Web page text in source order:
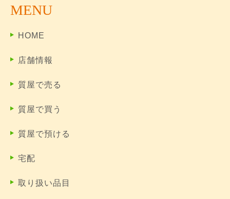
MENU
HOME
店舗情報
質屋で売る
質屋で買う
質屋で預ける
宅配
取り扱い品目